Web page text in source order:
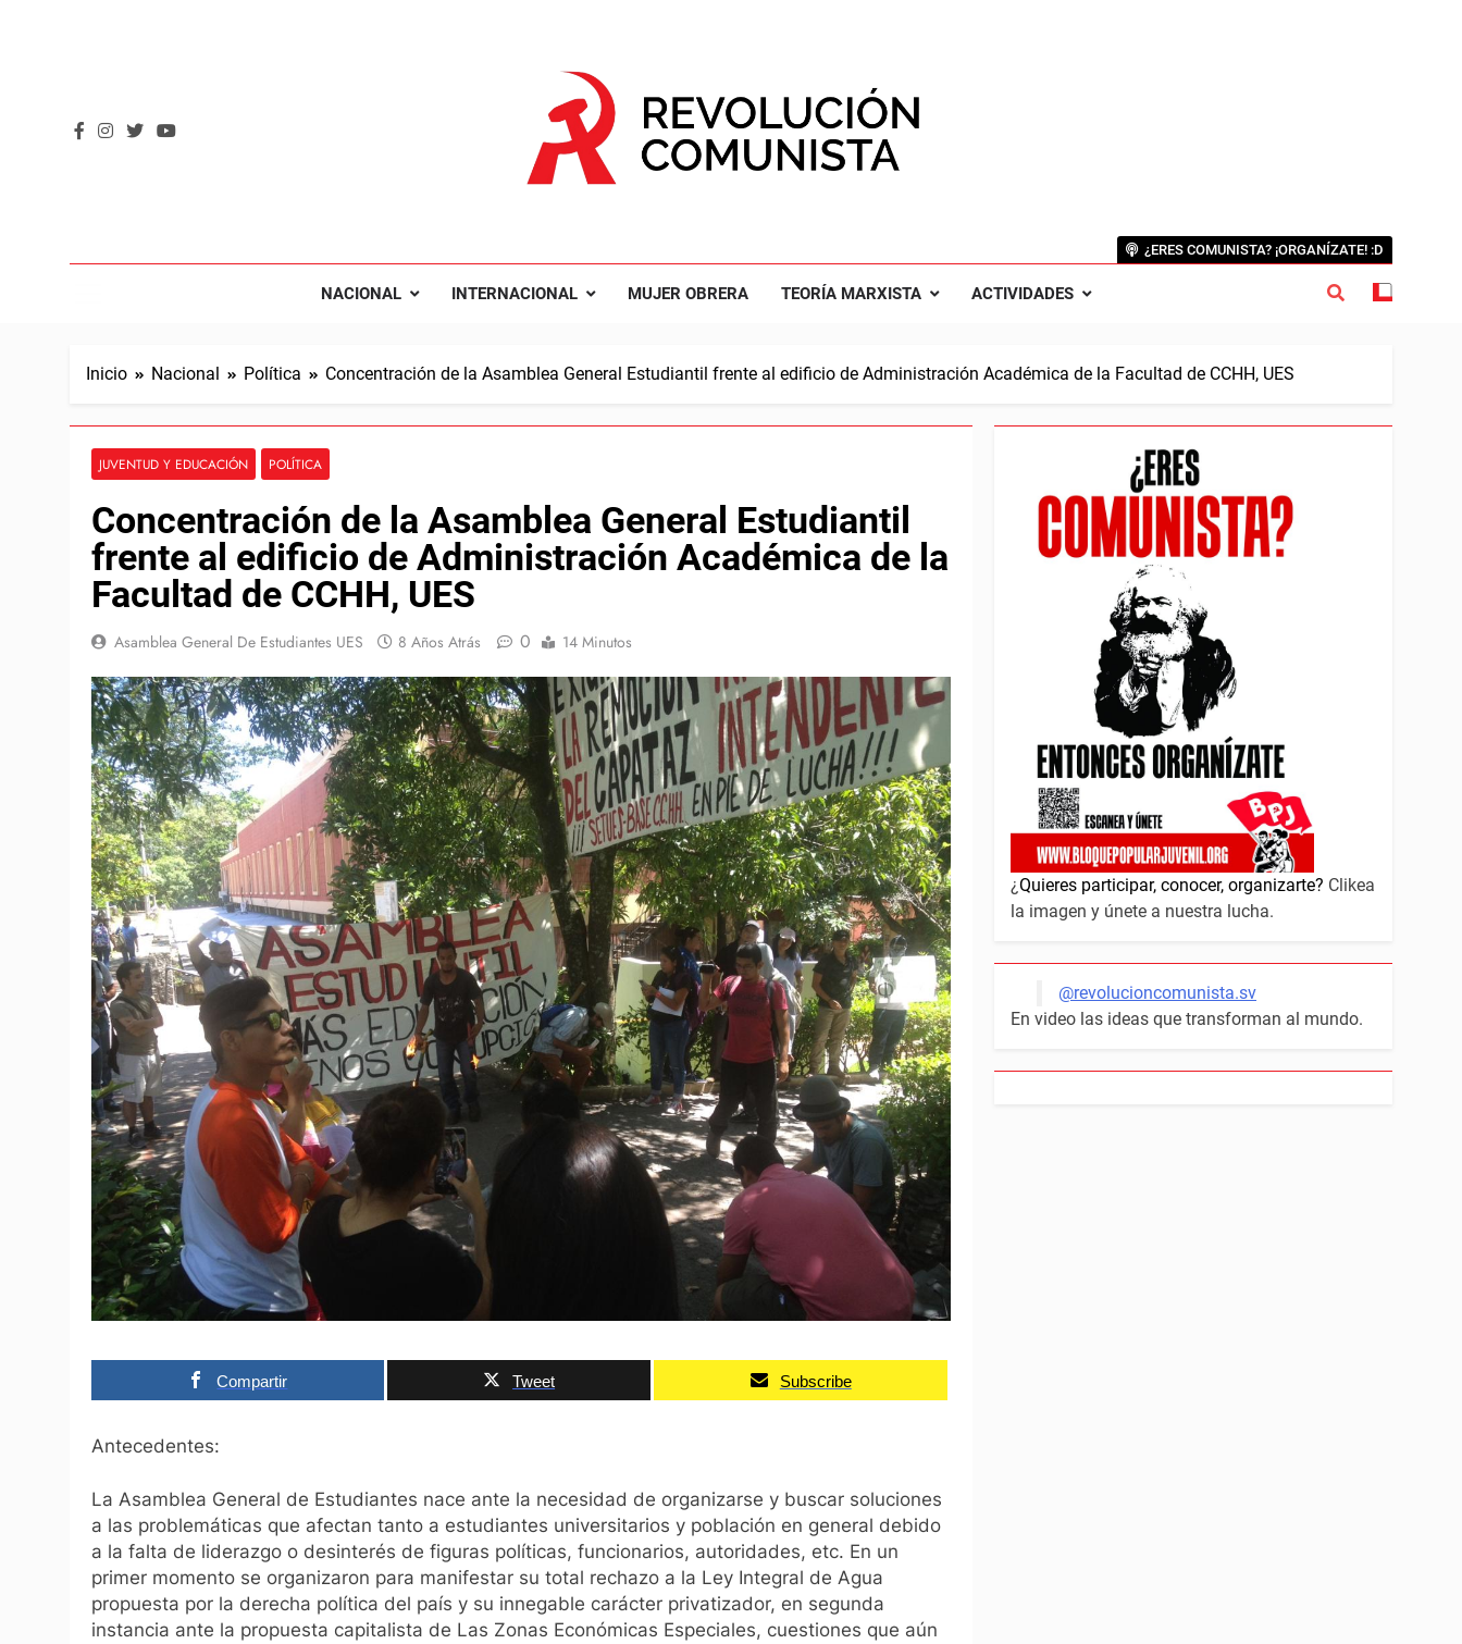
NACIONAL INTERNACIONAL MUJER OBRERA TEORÍA MARXISTA ACTIVIDADES
¿ERES COMUNISTA? ¡ORGANÍZATE! :D
Inicio Nacional Política Concentración de la Asamblea General Estudiantil frente al edificio de Administración Académica de la Facultad de CCHH, UES
JUVENTUD Y EDUCACIÓN POLÍTICA
Concentración de la Asamblea General Estudiantil
frente al edificio de Administración Académica de la
Facultad de CCHH, UES
Asamblea General De Estudiantes UES 8 Años Atrás 0 14 Minutos
Compartir Tweet Subscribe
Antecedentes:
La Asamblea General de Estudiantes nace ante la necesidad de organizarse y buscar soluciones
a las problemáticas que afectan tanto a estudiantes universitarios y población en general debido
a la falta de liderazgo o desinterés de figuras políticas, funcionarios, autoridades, etc. En un
primer momento se organizaron para manifestar su total rechazo a la Ley Integral de Agua
propuesta por la derecha política del país y su innegable carácter privatizador, en segunda
instancia ante la propuesta capitalista de Las Zonas Económicas Especiales, cuestiones que aún
¿Quieres participar, conocer, organizarte? Clikea
la imagen y únete a nuestra lucha.
@revolucioncomunista.sv
En video las ideas que transforman al mundo.